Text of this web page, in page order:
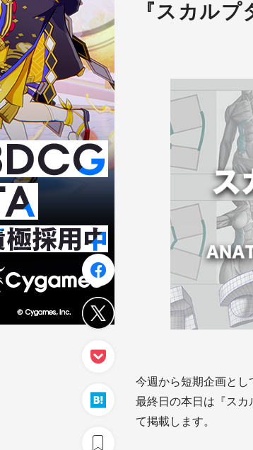
『スカル
今週から短期企画とし
最終日の本日は『スカ
て掲載します。